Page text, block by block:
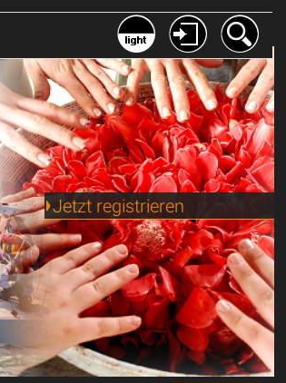
Jetzt registrieren